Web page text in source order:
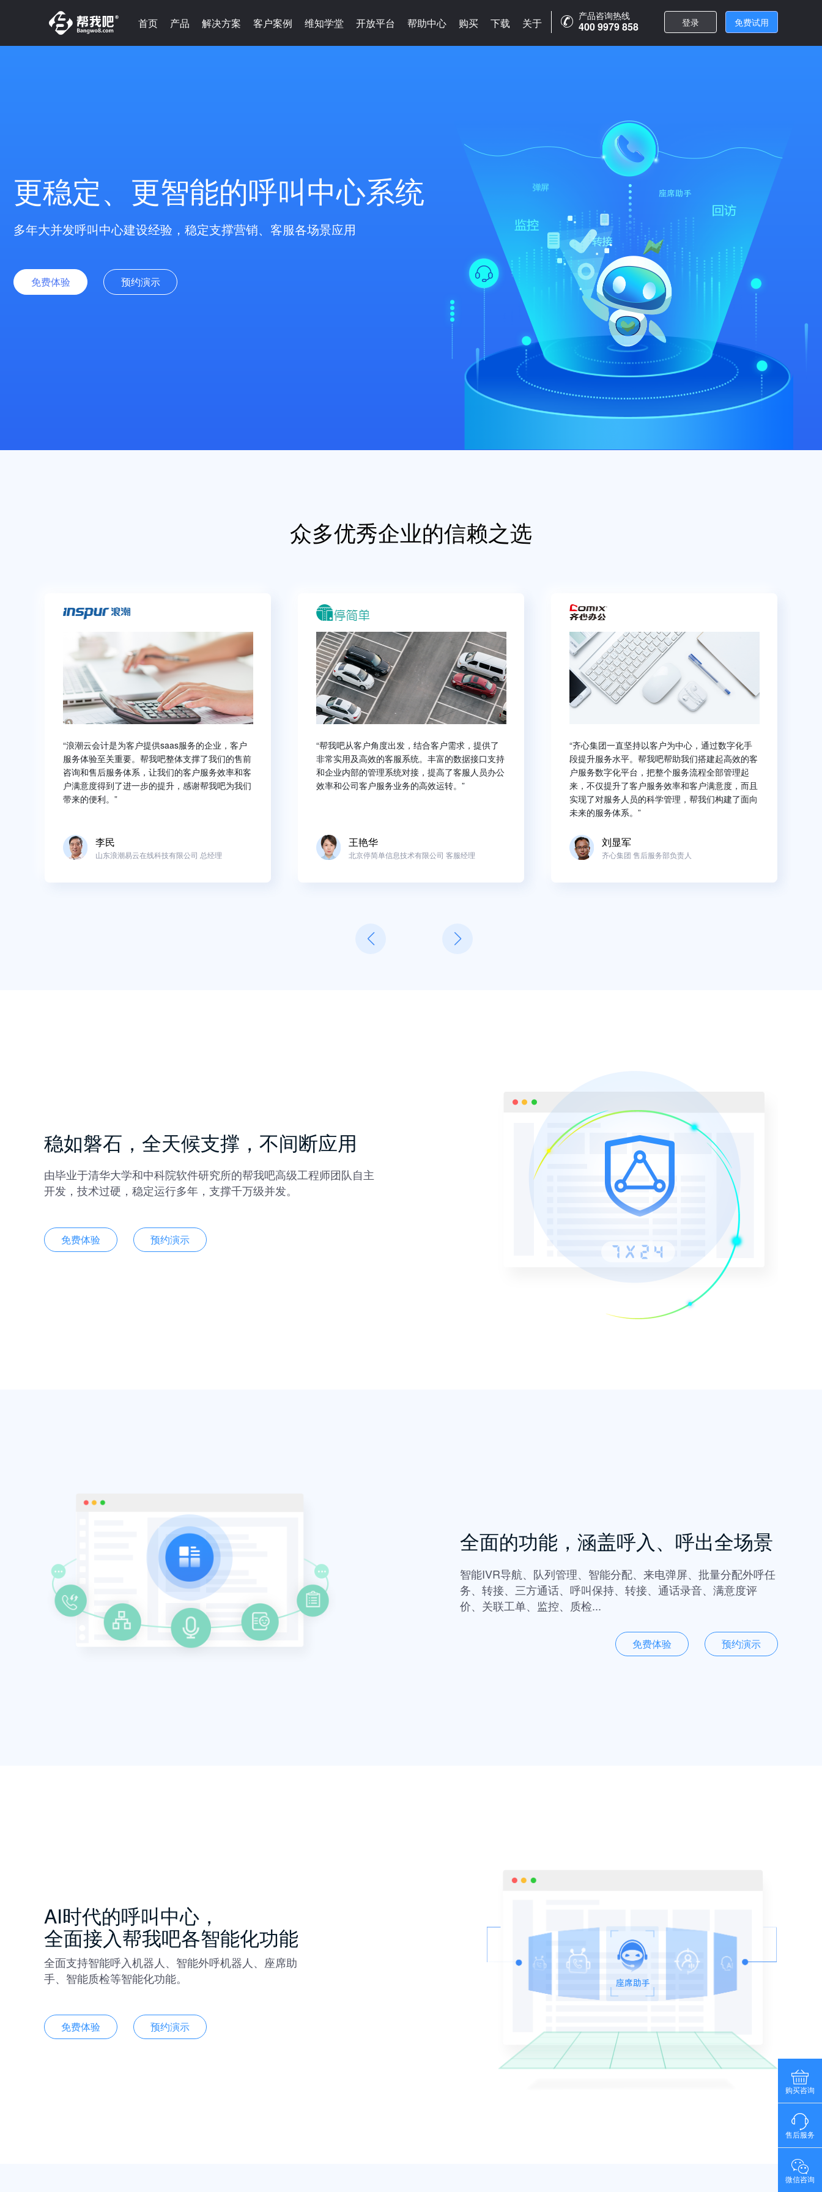
首页 产品 解决方案 客户案例 维知学堂 开放平台 帮助中心 购买 下载 关于
产品咨询热线
400 9979 858 登录 免费试用
更稳定、更智能的呼叫中心系统
多年大并发呼叫中心建设经验，稳定支撑营销、客服各场景应用
免费体验 预约演示
众多优秀企业的信赖之选
“浪潮云会计是为客户提供saas服务的企业，客户
服务体验至关重要。帮我吧整体支撑了我们的售前
咨询和售后服务体系，让我们的客户服务效率和客
户满意度得到了进一步的提升，感谢帮我吧为我们
带来的便利。”
李民
山东浪潮易云在线科技有限公司 总经理
“帮我吧从客户角度出发，结合客户需求，提供了
非常实用及高效的客服系统。丰富的数据接口支持
和企业内部的管理系统对接，提高了客服人员办公
效率和公司客户服务业务的高效运转。”
王艳华
北京停简单信息技术有限公司 客服经理
“齐心集团一直坚持以客户为中心，通过数字化手
段提升服务水平。帮我吧帮助我们搭建起高效的客
户服务数字化平台，把整个服务流程全部管理起
来，不仅提升了客户服务效率和客户满意度，而且
实现了对服务人员的科学管理，帮我们构建了面向
未来的服务体系。”
刘显军
齐心集团 售后服务部负责人
稳如磐石，全天候支撑，不间断应用
由毕业于清华大学和中科院软件研究所的帮我吧高级工程师团队自主
开发，技术过硬，稳定运行多年，支撑千万级并发。
免费体验 预约演示
全面的功能，涵盖呼入、呼出全场景
智能IVR导航、队列管理、智能分配、来电弹屏、批量分配外呼任
务、转接、三方通话、呼叫保持、转接、通话录音、满意度评
价、关联工单、监控、质检...
免费体验 预约演示
AI时代的呼叫中心，
全面接入帮我吧各智能化功能
全面支持智能呼入机器人、智能外呼机器人、座席助
手、智能质检等智能化功能。
免费体验 预约演示
购买咨询
售后服务
微信咨询